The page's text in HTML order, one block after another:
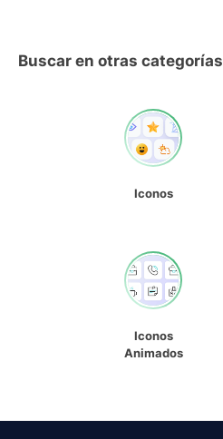
Buscar en otras categorías
Iconos
Iconos
Animados